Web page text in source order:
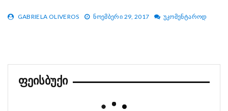
GABRIELA OLIVEROS ᲜᲝᲔᲛᲑᲔᲠᲘ 29, 2017 ᲣᲙᲝᲛᲔᲜᲢᲐᲠᲝᲓ
ᲤᲔᲘᲡᲑᲣᲥᲘ